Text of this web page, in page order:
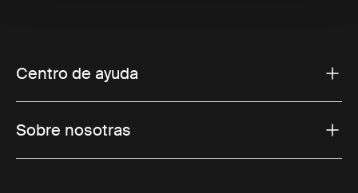
Centro de ayuda
Sobre nosotras